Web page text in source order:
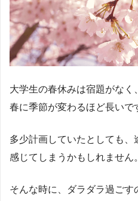
大学生の春休みは宿題がなく
春に季節が変わるほど長いで
多少計画していたとしても、
感じてしまうかもしれません。
そんな時に、ダラダラ過ご